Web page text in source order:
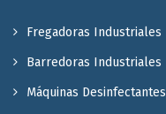
Fregadoras Industriales
Barredoras Industriales
Máquinas Desinfectantes